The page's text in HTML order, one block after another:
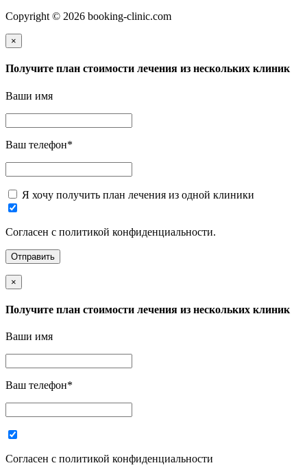
Copyright © 2026 booking-clinic.com
×
Получите план стоимости лечения из нескольких клиник
Ваши имя
Ваш телефон*
Я хочу получить план лечения из одной клиники
Согласен с политикой конфиденциальности.
×
Получите план стоимости лечения из нескольких клиник
Ваши имя
Ваш телефон*
Согласен с политикой конфиденциальности